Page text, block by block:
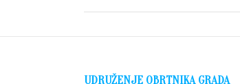
UDRUŽENJE OBRTNIKA GRADA